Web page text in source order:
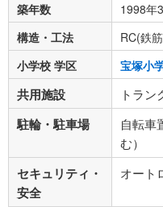
築年数
1998年
構造・工法
RC(鉄
小学校 学区
宝塚小
共用施設 トラン
駐輪・駐車場
自転車
む）
セキュリティ・
安全
オート